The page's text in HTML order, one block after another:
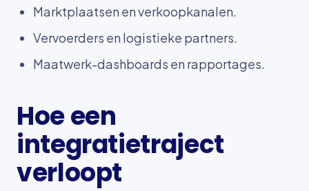
Marktplaatsen en verkoopkanalen.
Vervoerders en logistieke partners.
Maatwerk-dashboards en rapportages.
Hoe een
integratietraject
verloopt